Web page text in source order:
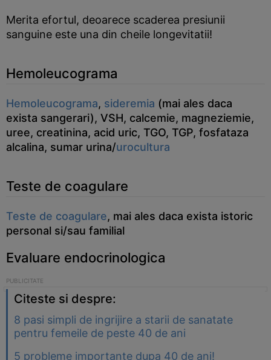
Merita efortul, deoarece scaderea presiunii
sanguine este una din cheile longevitatii!
Hemoleucograma
Hemoleucograma, sideremia (mai ales daca
exista sangerari), VSH, calcemie, magneziemie,
uree, creatinina, acid uric, TGO, TGP, fosfataza
alcalina, sumar urina/urocultura
Teste de coagulare
Teste de coagulare, mai ales daca exista istoric
personal si/sau familial
Evaluare endocrinologica
Citeste si despre:
8 pasi simpli de ingrijire a starii de sanatate
pentru femeile de peste 40 de ani
5 probleme importante dupa 40 de ani!